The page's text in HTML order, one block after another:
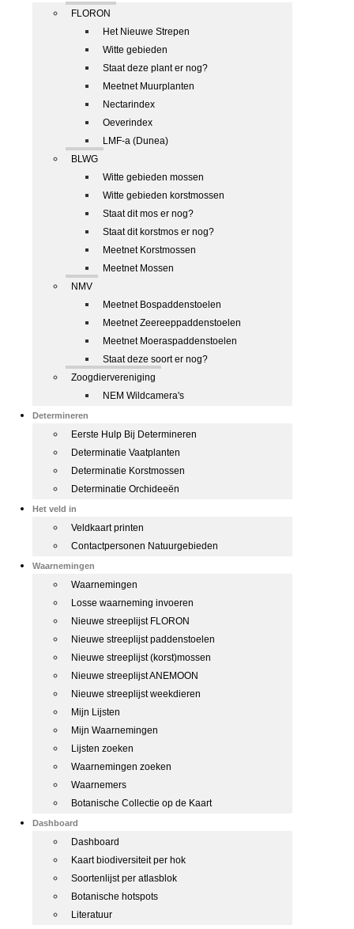
FLORON
Het Nieuwe Strepen
Witte gebieden
Staat deze plant er nog?
Meetnet Muurplanten
Nectarindex
Oeverindex
LMF-a (Dunea)
BLWG
Witte gebieden mossen
Witte gebieden korstmossen
Staat dit mos er nog?
Staat dit korstmos er nog?
Meetnet Korstmossen
Meetnet Mossen
NMV
Meetnet Bospaddenstoelen
Meetnet Zeereeppaddenstoelen
Meetnet Moeraspaddenstoelen
Staat deze soort er nog?
Zoogdiervereniging
NEM Wildcamera's
Determineren
Eerste Hulp Bij Determineren
Determinatie Vaatplanten
Determinatie Korstmossen
Determinatie Orchideeën
Het veld in
Veldkaart printen
Contactpersonen Natuurgebieden
Waarnemingen
Waarnemingen
Losse waarneming invoeren
Nieuwe streeplijst FLORON
Nieuwe streeplijst paddenstoelen
Nieuwe streeplijst (korst)mossen
Nieuwe streeplijst ANEMOON
Nieuwe streeplijst weekdieren
Mijn Lijsten
Mijn Waarnemingen
Lijsten zoeken
Waarnemingen zoeken
Waarnemers
Botanische Collectie op de Kaart
Dashboard
Dashboard
Kaart biodiversiteit per hok
Soortenlijst per atlasblok
Botanische hotspots
Literatuur